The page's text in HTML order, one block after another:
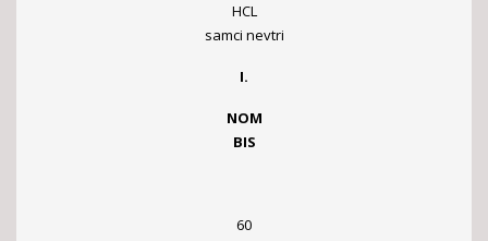
HCL
samci nevtri
I.
NOM
BIS
60